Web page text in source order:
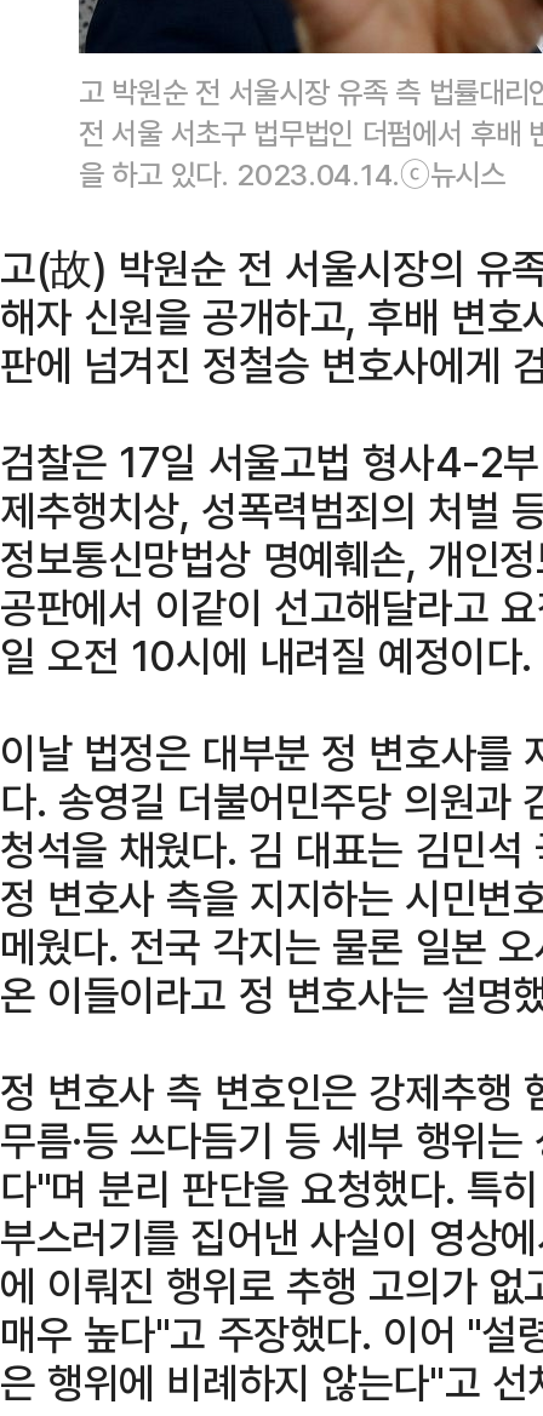
고 박원순 전 서울시장 유족 측 법률대
전 서울 서초구 법무법인 더펌에서 후배
을 하고 있다. 2023.04.14.ⓒ뉴시스
고(故) 박원순 전 서울시장의 유
해자 신원을 공개하고, 후배 변
판에 넘겨진 정철승 변호사에게
검찰은 17일 서울고법 형사4-2
제추행치상, 성폭력범죄의 처벌
정보통신망법상 명예훼손, 개인
공판에서 이같이 선고해달라고
일 오전 10시에 내려질 예정이다.
이날 법정은 대부분 정 변호사를
다. 송영길 더불어민주당 의원과
청석을 채웠다. 김 대표는 김민
정 변호사 측을 지지하는 시민변
메웠다. 전국 각지는 물론 일본
온 이들이라고 정 변호사는 설명
정 변호사 측 변호인은 강제추행
무름·등 쓰다듬기 등 세부 행위
다"며 분리 판단을 요청했다. 특
부스러기를 집어낸 사실이 영상
에 이뤄진 행위로 추행 고의가
매우 높다"고 주장했다. 이어 "설
은 행위에 비례하지 않는다"고 선